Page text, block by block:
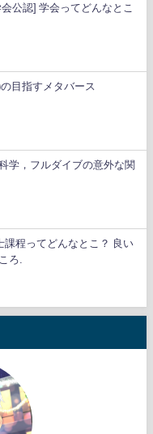
会公認] 学会ってどんなとこ
目指すメタバース
学，フルダイブの意外な関
課程ってどんなとこ？ 良い
ろ.